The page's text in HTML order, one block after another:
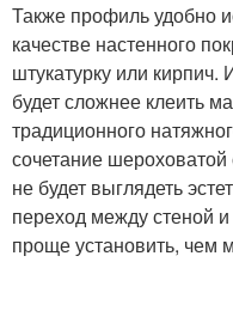
Также профиль удобно
качестве настенного
штукатурку или кирпич.
будет сложнее клеить
традиционного
сочетание шероховатой
не будет выглядеть
переход между стеной
проще установить, чем